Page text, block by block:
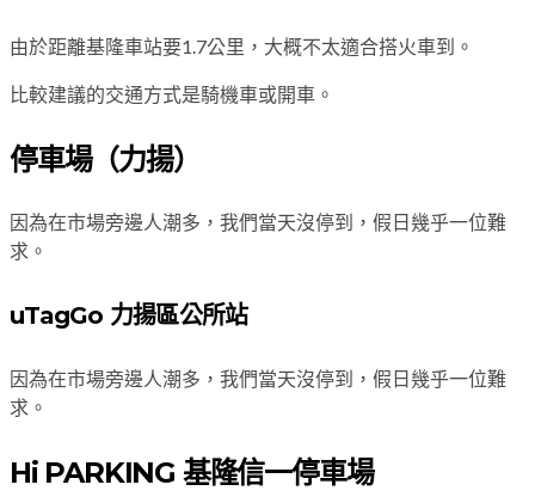
由於距離基隆車站要1.7公里，大概不太適合搭火車到。
比較建議的交通方式是騎機車或開車。
停車場（力揚）
因為在市場旁邊人潮多，我們當天沒停到，假日幾乎一位難
求。
uTagGo 力揚區公所站
因為在市場旁邊人潮多，我們當天沒停到，假日幾乎一位難
求。
Hi PARKING 基隆信一停車場